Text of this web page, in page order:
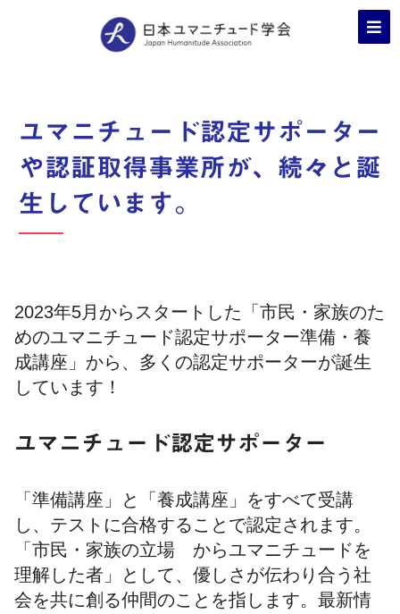
ユマニチュード認定サポーター
や認証取得事業所が、続々と誕
生しています。
2023年5月からスタートした「市民・家族のた
めのユマニチュード認定サポーター準備・養
成講座」から、多くの認定サポーターが誕生
しています！
ユマニチュード認定サポーター
「準備講座」と「養成講座」をすべて受講
し、テストに合格することで認定されます。
「市民・家族の立場 からユマニチュードを
理解した者」として、優しさが伝わり合う社
会を共に創る仲間のことを指します。最新情